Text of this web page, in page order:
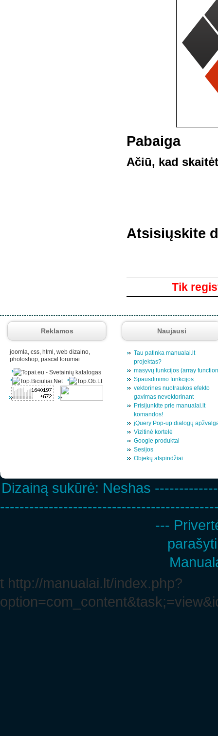
Pabaiga
Ačiū, kad
Atsisiųskite
Tik
Reklamos
joomla, css, html, web dizaino,
photoshop, pascal forumai
Naujausi
Tau patinka manualai.lt
projektas?
masyvų funkcijos (array
Spausdinimo funkcijos
vektorines nuotraukos efekto
gavimas nevektorinant
Prisijunkite prie manualai.lt
komandos!
jQuery Pop-up dialogų
Vizitinė kortelė
Google produktai
Sesijos
Objekų atspindžiai
Dizainą sukūrė: Neshas
---
t http://manualai.lt/index.php?